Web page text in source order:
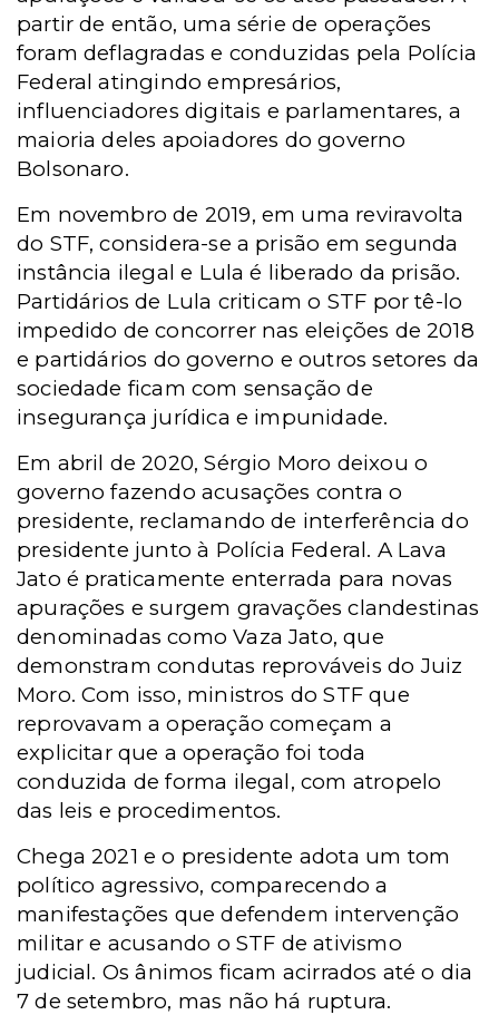
partir de então, uma série de operações
foram deflagradas e conduzidas pela Polícia
Federal atingindo empresários,
influenciadores digitais e parlamentares, a
maioria deles apoiadores do governo
Bolsonaro.
Em novembro de 2019, em uma reviravolta
do STF, considera-se a prisão em segunda
instância ilegal e Lula é liberado da prisão.
Partidários de Lula criticam o STF por tê-lo
impedido de concorrer nas eleições de 2018
e partidários do governo e outros setores da
sociedade ficam com sensação de
insegurança jurídica e impunidade.
Em abril de 2020, Sérgio Moro deixou o
governo fazendo acusações contra o
presidente, reclamando de interferência do
presidente junto à Polícia Federal. A Lava
Jato é praticamente enterrada para novas
apurações e surgem gravações clandestinas
denominadas como Vaza Jato, que
demonstram condutas reprováveis do Juiz
Moro. Com isso, ministros do STF que
reprovavam a operação começam a
explicitar que a operação foi toda
conduzida de forma ilegal, com atropelo
das leis e procedimentos.
Chega 2021 e o presidente adota um tom
político agressivo, comparecendo a
manifestações que defendem intervenção
militar e acusando o STF de ativismo
judicial. Os ânimos ficam acirrados até o dia
7 de setembro, mas não há ruptura.